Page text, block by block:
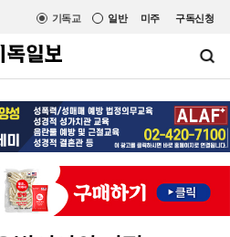
미주 구독신청
일반
기독교